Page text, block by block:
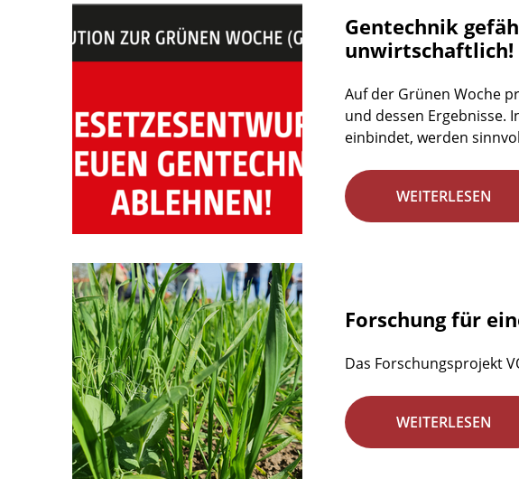
Gentechnik
unwirtschaftlich!
Auf der Grünen Woche
und dessen Ergebnisse.
einbindet, werden
WEITERLESEN
Forschung für
Das Forschungsprojekt
WEITERLESEN